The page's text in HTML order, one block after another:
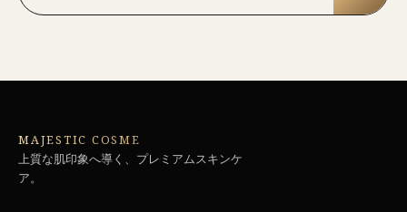
MAJESTIC COSME
上質な肌印象へ導く、プレミアムスキンケ
ア。